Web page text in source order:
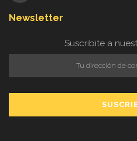
Newsletter
Suscribite a